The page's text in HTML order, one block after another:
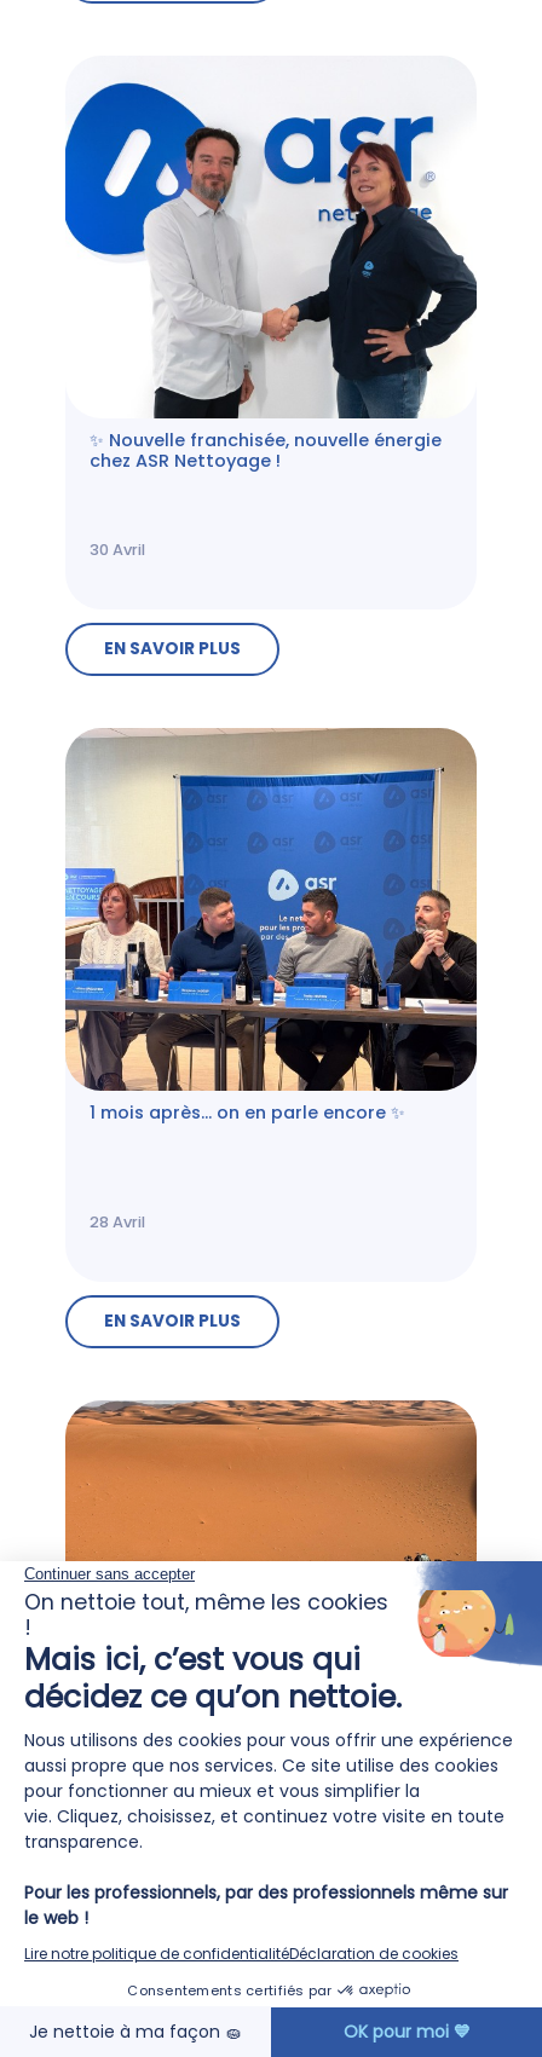
✨ Nouvelle franchisée, nouvelle énergie
chez ASR Nettoyage !
30 Avril
EN SAVOIR PLUS
1 mois après… on en parle encore ✨
28 Avril
EN SAVOIR PLUS
2026 marque bien plus qu’un
partenariat 🤝
24Avril
EN SAVOIR PLUS